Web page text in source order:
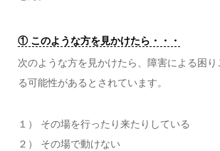
① このような方を見かけたら・・・
次のような方を見かけたら、障害による困
る可能性があるとされています。
１） その場を行ったり来たりしている
２） その場で動けない